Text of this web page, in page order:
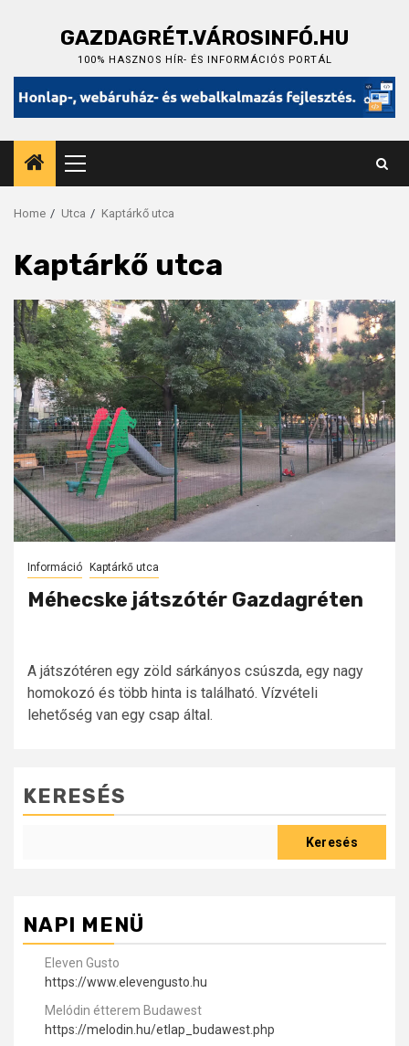
GAZDAGRÉT.VÁROSINFÓ.HU
100% HASZNOS HÍR- ÉS INFORMÁCIÓS PORTÁL
Primary
Menu
Home Utca Kaptárkő utca
Kaptárkő utca
Információ Kaptárkő utca
Méhecske játszótér Gazdagréten
A játszótéren egy zöld sárkányos csúszda, egy nagy
homokozó és több hinta is található. Vízvételi
lehetőség van egy csap által.
KERESÉS
Keresés
NAPI MENÜ
Eleven Gusto
https://www.elevengusto.hu
Melódin étterem Budawest
https://melodin.hu/etlap_budawest.php